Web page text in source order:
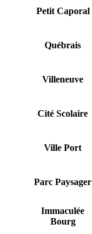
Petit Caporal
Québrais
Villeneuve
Cité Scolaire
Ville Port
Parc Paysager
Immaculée
Bourg